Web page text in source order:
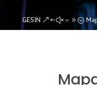
GESIN &#x39;